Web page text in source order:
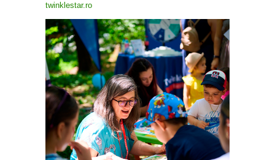
twinklestar.ro